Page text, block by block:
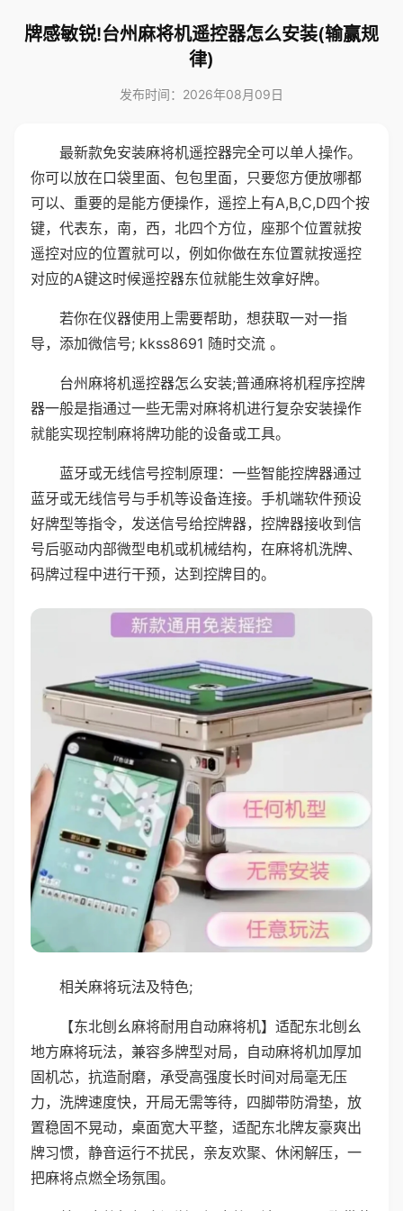
牌感敏锐!台州麻将机遥控器怎么安装(输赢规
律)
发布时间：2026年08月09日
最新款免安装麻将机遥控器完全可以单人操作。
你可以放在口袋里面、包包里面，只要您方便放哪都
可以、重要的是能方便操作，遥控上有A,B,C,D四个按
键，代表东，南，西，北四个方位，座那个位置就按
遥控对应的位置就可以，例如你做在东位置就按遥控
对应的A键这时候遥控器东位就能生效拿好牌。
若你在仪器使用上需要帮助，想获取一对一指
导，添加微信号; kkss8691 随时交流 。
台州麻将机遥控器怎么安装;普通麻将机程序控牌
器一般是指通过一些无需对麻将机进行复杂安装操作
就能实现控制麻将牌功能的设备或工具。
蓝牙或无线信号控制原理：一些智能控牌器通过
蓝牙或无线信号与手机等设备连接。手机端软件预设
好牌型等指令，发送信号给控牌器，控牌器接收到信
号后驱动内部微型电机或机械结构，在麻将机洗牌、
码牌过程中进行干预，达到控牌目的。
相关麻将玩法及特色;
【东北刨幺麻将耐用自动麻将机】适配东北刨幺
地方麻将玩法，兼容多牌型对局，自动麻将机加厚加
固机芯，抗造耐磨，承受高强度长时间对局毫无压
力，洗牌速度快，开局无需等待，四脚带防滑垫，放
置稳固不晃动，桌面宽大平整，适配东北牌友豪爽出
牌习惯，静音运行不扰民，亲友欢聚、休闲解压，一
把麻将点燃全场氛围。